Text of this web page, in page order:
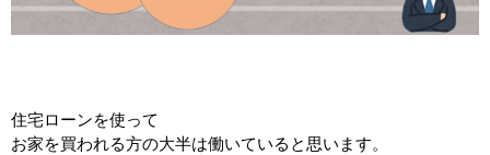
住宅ローンを使って
お家を買われる方の大半は働いていると思います。